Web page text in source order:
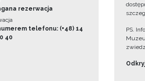
rezerwacja
telefonu: (+48) 14
40
PS.